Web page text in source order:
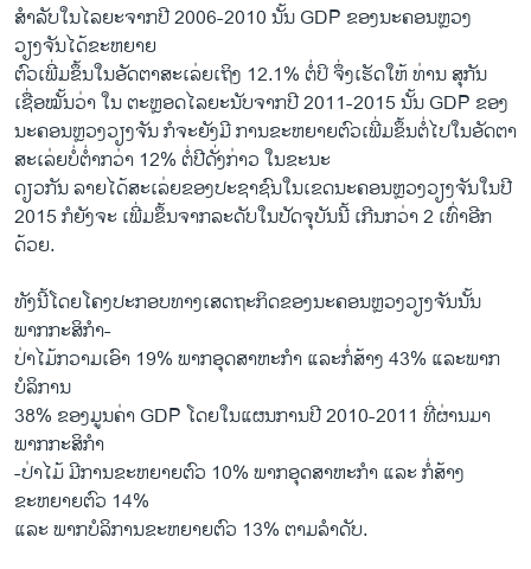
ສໍາລັບໃນໄລຍະຈາກປີ 2006-2010 ນັ້ນ GDP ຂອງນະຄອນຫຼວງ
ວຽງຈັນໄດ້ຂະຫຍາຍ
ຕົວເພີ່ມຂຶ້ນໃນອັດຕາສະເລ່ຍເຖິງ 12.1% ຕໍ່ປິ ຈຶ່ງເຮັດໃຫ້ ທ່ານ ສຸກັນ
ເຊື່ອໝັ້ນວ່າ ໃນ ຕະຫຼອດໄລຍະນັບຈາກປີ 2011-2015 ນັ້ນ GDP ຂອງ
ນະຄອນຫຼວງວຽງຈັນ ກໍຈະຍັງມີ ການຂະຫຍາຍຕົວເພີ່ມຂຶ້ນຕໍ່ໄປໃນອັດຕາ
ສະເລ່ຍບໍ່ຕໍ່າກວ່າ 12% ຕໍ່ປີດັ່ງກ່າວ ໃນຂະນະ
ດຽວກັນ ລາຍໄດ້ສະເລ່ຍຂອງປະຊາຊົນໃນເຂດນະຄອນຫຼວງວຽງຈັນໃນປີ
2015 ກໍຍັງຈະ ເພີ່ມຂຶ້ນຈາກລະດັບໃນປັດຈຸບັນນີ້ ເກີນກວ່າ 2 ເທົ່າອີກ
ດ້ວຍ.
ທັງນີ້ໂດຍໂຄງປະກອບທາງເສດຖະກິດຂອງນະຄອນຫຼວງວຽງຈັນນັ້ນ
ພາກກະສິກໍາ-
ປ່າໄມ້ກວາມເອົາ 19% ພາກອຸດສາຫະກໍາ ແລະກໍ່ສ້າງ 43% ແລະພາກ
ບໍລິການ
38% ຂອງມູນຄ່າ GDP ໂດຍໃນແຜນການປີ 2010-2011 ທີ່ຜ່ານມາ
ພາກກະສິກໍາ
-ປ່າໄມ້ ມີການຂະຫຍາຍຕົວ 10% ພາກອຸດສາຫະກໍາ ແລະ ກໍ່ສ້າງ
ຂະຫຍາຍຕົວ 14%
ແລະ ພາກບໍລິການຂະຫຍາຍຕົວ 13% ຕາມລໍາດັບ.